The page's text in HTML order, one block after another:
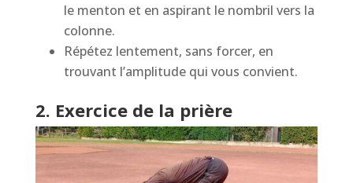
le menton et en aspirant le nombril vers la
colonne.
Répétez lentement, sans forcer, en
trouvant l’amplitude qui vous convient.
2. Exercice de la prière